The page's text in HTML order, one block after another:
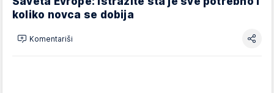
koliko novca se dobija
Komentariši